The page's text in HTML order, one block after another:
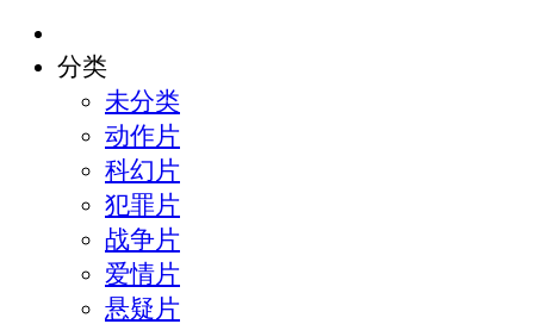
分类
未分类
动作片
科幻片
犯罪片
战争片
爱情片
悬疑片